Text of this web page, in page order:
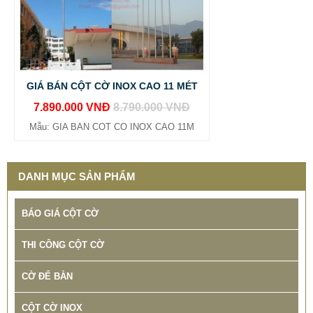
GIÁ BÁN CỘT CỜ INOX CAO 11 MÉT
7.890.000 VNĐ 8.790.000 VNĐ
Mẫu: GIA BAN COT CO INOX CAO 11M
DANH MỤC SẢN PHẨM
BÁO GIÁ CỘT CỜ
THI CÔNG CỘT CỜ
CỜ ĐỂ BÀN
CỘT CỜ INOX